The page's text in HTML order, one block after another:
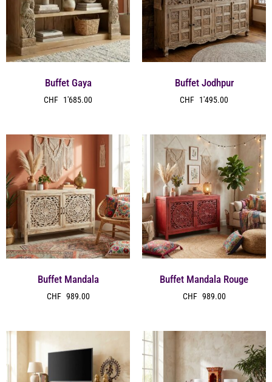
Buffet Gaya
CHF 1'685.00
Buffet Jodhpur
CHF 1'495.00
Buffet Mandala
CHF 989.00
Buffet Mandala Rouge
CHF 989.00